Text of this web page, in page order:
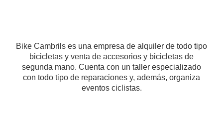
Bike Cambrils es una empresa de alquiler de todo tipo
bicicletas y venta de accesorios y bicicletas de
segunda mano. Cuenta con un taller especializado
con todo tipo de reparaciones y, además, organiza
eventos ciclistas.